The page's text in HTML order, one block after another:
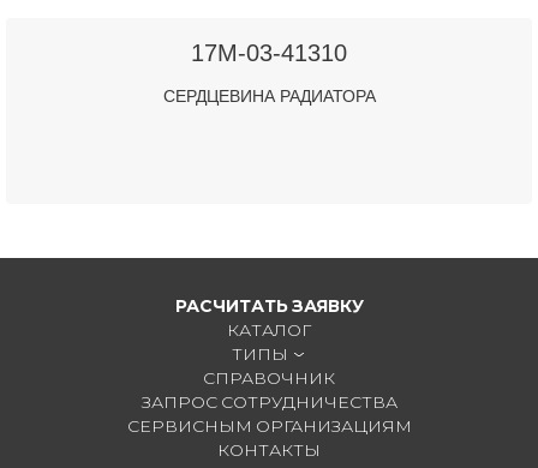
17M-03-41310
СЕРДЦЕВИНА РАДИАТОРА
РАСЧИТАТЬ ЗАЯВКУ
КАТАЛОГ
ТИПЫ
СПРАВОЧНИК
ЗАПРОС СОТРУДНИЧЕСТВА
СЕРВИСНЫМ ОРГАНИЗАЦИЯМ
КОНТАКТЫ